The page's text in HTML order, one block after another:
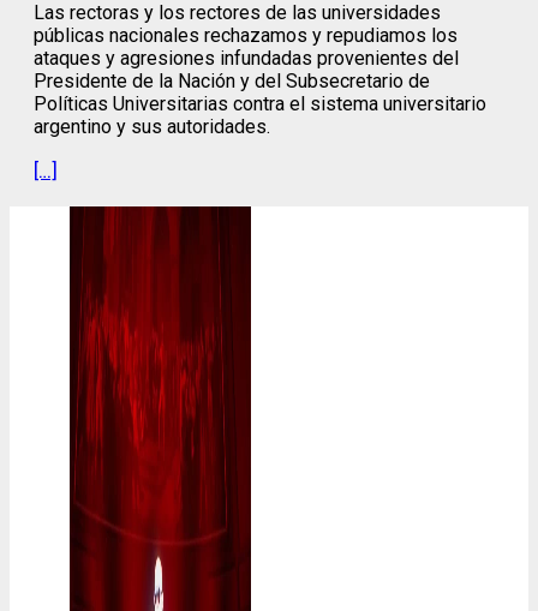
Las rectoras y los rectores de las universidades
públicas nacionales rechazamos y repudiamos los
ataques y agresiones infundadas provenientes del
Presidente de la Nación y del Subsecretario de
Políticas Universitarias contra el sistema universitario
argentino y sus autoridades.
[…]